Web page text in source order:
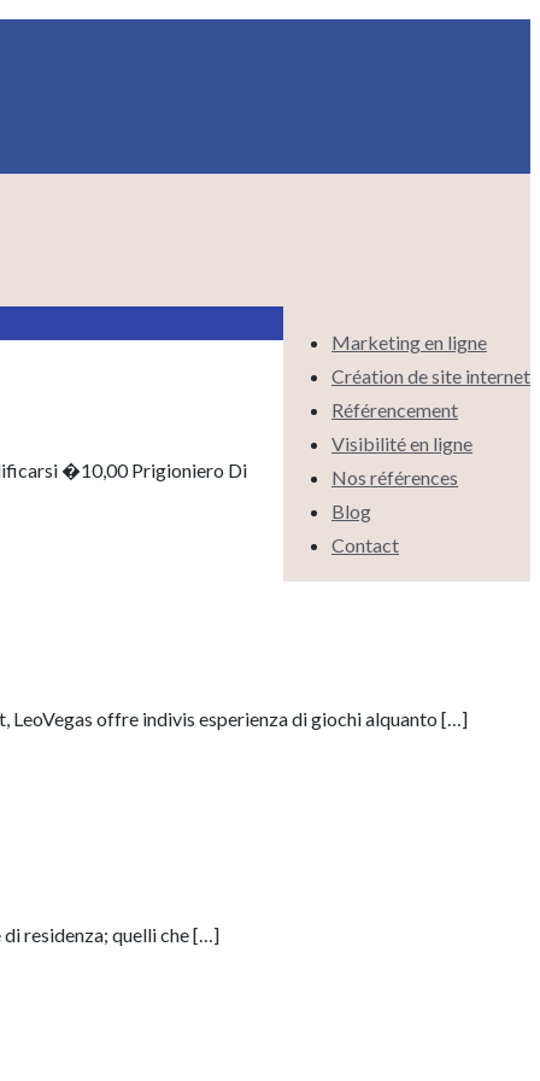
Marketing en ligne
Création de site internet
Référencement
Visibilité en ligne
Nos références
Blog
Contact
�10,00 Prigioniero Di
offre indivis esperienza di giochi alquanto […]
residenza; quelli che[…]